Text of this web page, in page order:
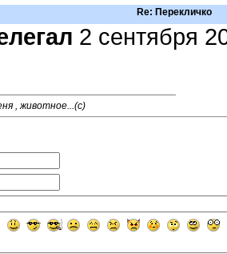
Re: Перекличко
2 сентября
, животное...(с)